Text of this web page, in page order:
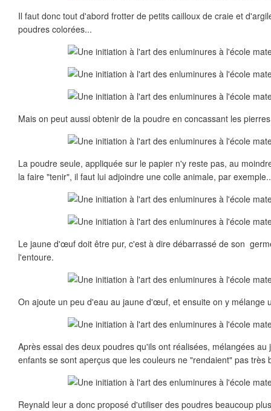
Il faut donc tout d'abord frotter de petits cailloux de craie et
poudres colorées...
Mais on peut aussi obtenir de la poudre en concassant les
La poudre seule, appliquée sur le papier n'y reste pas, au
la faire "tenir", il faut lui adjoindre une colle animale, par
Le jaune d'œuf doit être pur, c'est à dire débarrassé de son
l'entoure.
On ajoute un peu d'eau au jaune d'œuf, et ensuite on y mélange
Après essai des deux poudres qu'ils ont réalisées, mélangées
enfants se sont aperçus que les couleurs ne "rendaient" pas très
Reynald leur a donc proposé d'utiliser des poudres beaucoup